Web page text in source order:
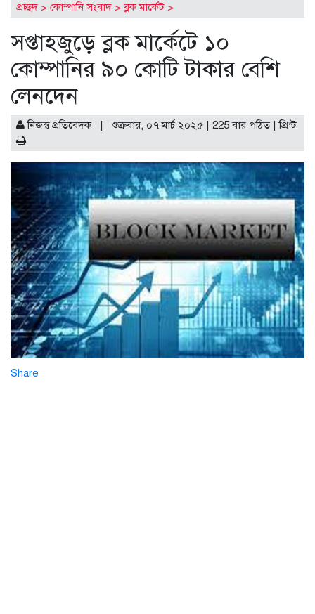
প্রথম চালান
বিক্রি ও পাওনা আদায় কমায় ন্যাশনাল ফিড
প্রচ্ছদ > কোম্পানি সংবাদ >ব্লক মার্কেট >
সপ্তাহজুড়ে ব্লক মার্কেটে ১০
কোম্পানির ৯০ কোটি টাকার বেশি
লেনদেন
নিজস্ব প্রতিবেদক | শুক্রবার, ০৭ মার্চ ২০২৫ | 225 বার পঠিত |প্রিন্ট
Share